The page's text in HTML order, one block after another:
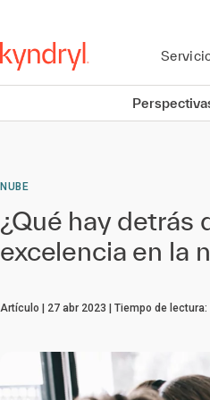
NUBE
¿Qué hay detrás
excelencia en la
Artículo 27 abr 2023 Tiempo de lectura: